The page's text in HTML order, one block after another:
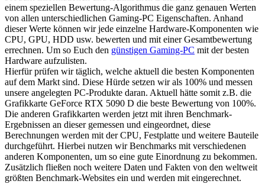
einem speziellen Bewertung-Algorithmus die ganz genauen Werten
von allen unterschiedlichen Gaming-PC Eigenschaften. Anhand
dieser Werte können wir jede einzelne Hardware-Komponenten wie
CPU, GPU, HDD usw. bewerten und mit einer Gesamtbewertung
errechnen. Um so Euch den günstigen Gaming-PC mit der besten
Hardware aufzulisten.
Hierfür prüfen wir täglich, welche aktuell die besten Komponenten
auf dem Markt sind. Diese Hürde setzen wir als 100% und messen
unsere angelegten PC-Produkte daran. Aktuell hätte somit z.B. die
Grafikkarte GeForce RTX 5090 D die beste Bewertung von 100%.
Die anderen Grafikkarten werden jetzt mit ihren Benchmark-
Ergebnissen an dieser gemessen und eingeordnet, diese
Berechnungen werden mit der CPU, Festplatte und weitere Bauteile
durchgeführt. Hierbei nutzen wir Benchmarks mit verschiedenen
anderen Komponenten, um so eine gute Einordnung zu bekommen.
Zusätzlich fließen noch weitere Daten und Fakten von den weltweit
größten Benchmark-Websites ein und werden mit eingerechnet.